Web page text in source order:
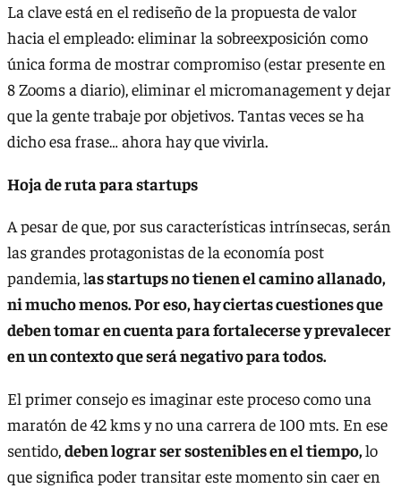
La clave está en el rediseño de la propuesta de valor
hacia el empleado: eliminar la sobreexposición como
única forma de mostrar compromiso (estar presente en
8 Zooms a diario), eliminar el micromanagement y dejar
que la gente trabaje por objetivos. Tantas veces se ha
dicho esa frase… ahora hay que vivirla.
Hoja de ruta para startups
A pesar de que, por sus características intrínsecas, serán
las grandes protagonistas de la economía post
pandemia, las startups no tienen el camino allanado,
ni mucho menos. Por eso, hay ciertas cuestiones que
deben tomar en cuenta para fortalecerse y prevalecer
en un contexto que será negativo para todos.
El primer consejo es imaginar este proceso como una
maratón de 42 kms y no una carrera de 100 mts. En ese
sentido,deben lograr ser sostenibles en el tiempo,lo
que significa poder transitar este momento sin caer en